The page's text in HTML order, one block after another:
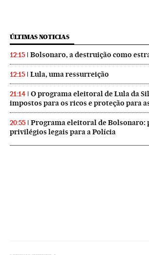
ÚLTIMAS NOTICIAS
12:15 Bolsonaro, a destruição como
12:15 Lula, uma ressurreição
21:14
O programa eleitoral de Lula da
impostos para os ricos e proteção para
20:55
Programa eleitoral de Bolsonaro:
privilégios legais para a Polícia